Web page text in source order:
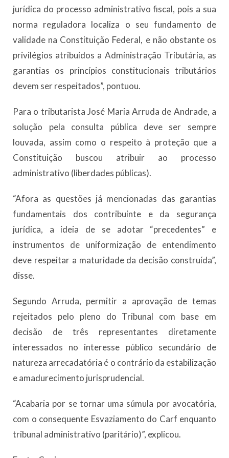
jurídica do processo administrativo fiscal, pois a sua
norma reguladora localiza o seu fundamento de
validade na Constituição Federal, e não obstante os
privilégios atribuídos a Administração Tributária, as
garantias os princípios constitucionais tributários
devem ser respeitados”, pontuou.
Para o tributarista José Maria Arruda de Andrade, a
solução pela consulta pública deve ser sempre
louvada, assim como o respeito à proteção que a
Constituição buscou atribuir ao processo
administrativo (liberdades públicas).
“Afora as questões já mencionadas das garantias
fundamentais dos contribuinte e da segurança
jurídica, a ideia de se adotar “precedentes” e
instrumentos de uniformização de entendimento
deve respeitar a maturidade da decisão construída”,
disse.
Segundo Arruda, permitir a aprovação de temas
rejeitados pelo pleno do Tribunal com base em
decisão de três representantes diretamente
interessados no interesse público secundário de
natureza arrecadatória é o contrário da estabilização
e amadurecimento jurisprudencial.
“Acabaria por se tornar uma súmula por avocatória,
com o consequente Esvaziamento do Carf enquanto
tribunal administrativo (paritário)”, explicou.